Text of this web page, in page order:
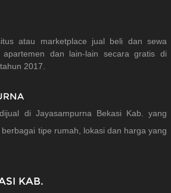
atau marketplace jual beli dan sewa
dan lain-lain secara gratis di
2017.
di Jayasampurna Bekasi Kab. yang
tipe rumah, lokasi dan harga yang
KAB.